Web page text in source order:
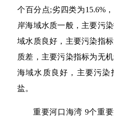
个百分点;劣四类为15.6%
岸海域水质一般，主要污
域水质良好，主要污染指
质差，主要污染指标为无
海域水质良好，主要污染
盐。
重要河口海湾 9个重